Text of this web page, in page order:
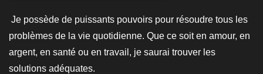
Je possède de puissants pouvoirs pour résoudre tous les
problèmes de la vie quotidienne. Que ce soit en amour, en
argent, en santé ou en travail, je saurai trouver les
solutions adéquates.